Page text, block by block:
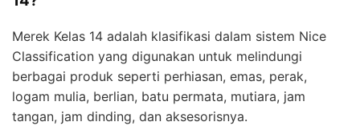
Merek Kelas 14 adalah klasifikasi dalam sistem Nice
Classification yang digunakan untuk melindungi
berbagai produk seperti perhiasan, emas, perak,
logam mulia, berlian, batu permata, mutiara, jam
tangan, jam dinding, dan aksesorisnya.